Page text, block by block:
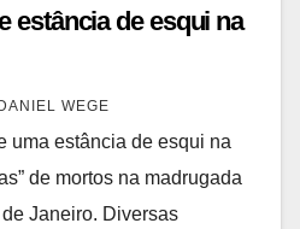
estância de esqui na
DANIEL WEGE
uma estância de esqui na
de mortos na madrugada
Janeiro. Diversas